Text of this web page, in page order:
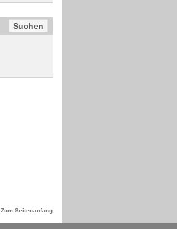
Zum Seitenanfang